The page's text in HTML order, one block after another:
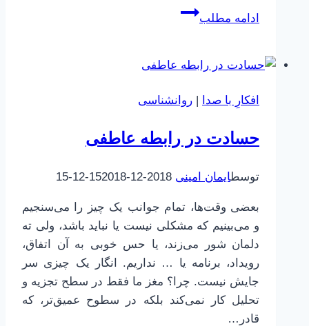
ادامه مطلب
قطعیت،
انتخاب
و
بیفتیم
افکارِ با صدا | روانشناسی
حسادت در رابطه عاطفی
توسطایمان امینی 2018-12-15
2018-12-15
بعضی وقت‌ها، تمام جوانب یک چیز را می‌سنجیم
و می‌بینیم که مشکلی نیست یا نباید باشد، ولی ته
دلمان شور می‌زند، یا حس خوبی به آن اتفاق،
رویداد، برنامه یا … نداریم. انگار یک چیزی سر
جایش نیست. چرا؟ مغز ما فقط در سطح تجزیه و
تحلیل کار نمی‌کند بلکه در سطوح عمیق‌تر، که
قادر…